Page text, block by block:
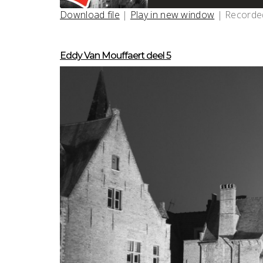
LINK
EMBED
Download file | Play in new window |
Eddy Van Mouffaert deel 5